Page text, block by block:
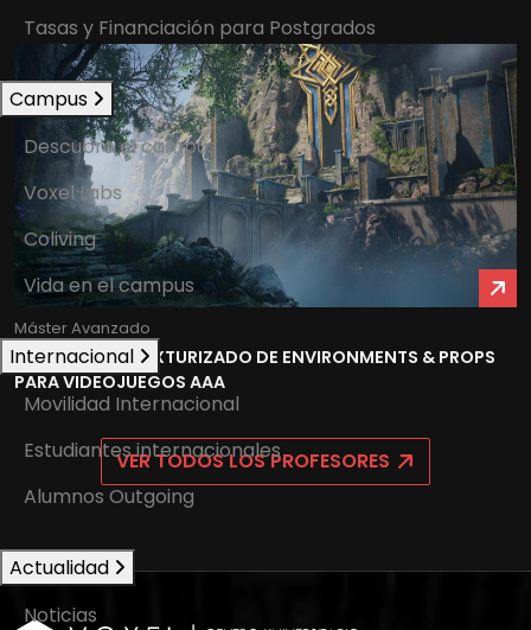
Tasas y Financiación para Postgrados
Campus
Descubre el campus
Voxel Labs
Coliving
Vida en el campus
Internacional
Movilidad Internacional
Estudiantes internacionales
Alumnos Outgoing
Actualidad
Noticias
Máster Avanzado
MODELADO Y TEXTURIZADO DE ENVIRONMENTS & PROPS
PARA VIDEOJUEGOS AAA
VER TODOS LOS PROFESORES